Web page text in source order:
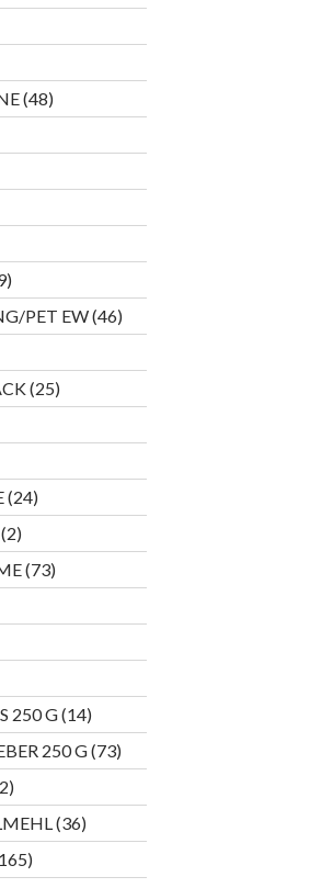
4848
Produkte
29
Produkte
PET EW 4646
Produkte
2525
Produkte
2424
Produkte
22
Produkte
7373
Produkte
250 G 1414
Produkte
250 G 7373
Produkte
22
Produkte
3636
Produkte
165165
Produkte